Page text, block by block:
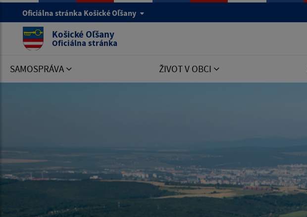
Oficiálna stránka Košické Oľšany
Košické Oľšany
Oficiálna stránka
SAMOSPRÁVA ŽIVOT V OBCI